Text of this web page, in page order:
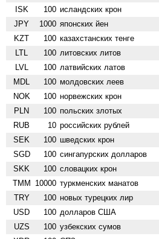
ISK 100 исландских крон
JPY 1000 японских йен
KZT 100 казахстанских тенге
LTL 100 литовских литов
LVL 100 латвийских латов
MDL 100 молдовских леев
NOK 100 норвежских крон
PLN 100 польских злотых
RUB 10 российских рублей
SEK 100 шведских крон
SGD 100 сингапурских долларов
SKK 100 словацких крон
TMM 10000 туркменских манатов
TRY 100 новых турецких лир
USD 100 долларов США
UZS 100 узбекских сумов